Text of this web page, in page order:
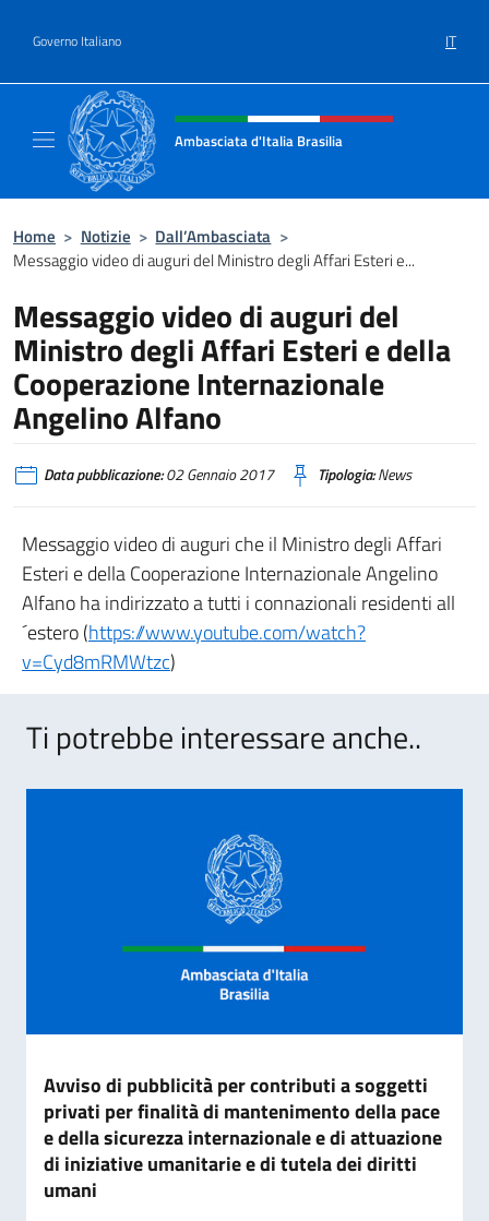
Governo Italiano IT
Intestazione sito, social e menù
Ambasciata d'Italia Brasilia
Home > Notizie > Dall’Ambasciata >
Messaggio video di auguri del Ministro degli Affari Esteri e...
Messaggio video di auguri del
Ministro degli Affari Esteri e della
Cooperazione Internazionale
Angelino Alfano
Data pubblicazione:02 Gennaio 2017 Tipologia:News
Messaggio video di auguri che il Ministro degli Affari
Esteri e della Cooperazione Internazionale Angelino
Alfano ha indirizzato a tutti i connazionali residenti all
´estero (https://www.youtube.com/watch?
v=Cyd8mRMWtzc)
Ti potrebbe interessare anche..
Avviso di pubblicità per contributi a soggetti
privati per finalità di mantenimento della pace
e della sicurezza internazionale e di attuazione
di iniziative umanitarie e di tutela dei diritti
umani